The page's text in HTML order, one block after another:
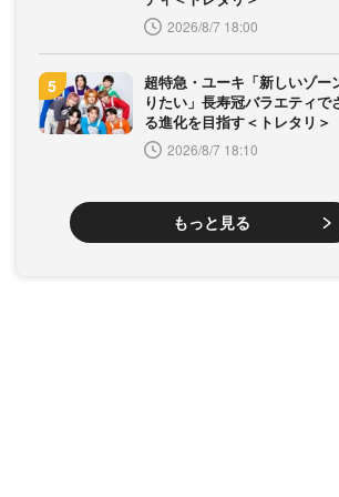
2026/8/7 18:00
超特急・ユーキ「新しいゾー
りたい」長寿冠バラエティで
る進化を目指す＜トレタリ＞
2026/8/7 18:10
もっと見る